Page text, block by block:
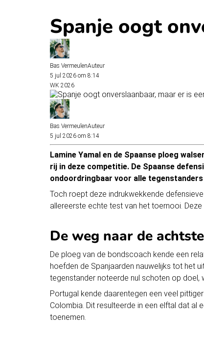
Spanje oogt
Bas VermeulenAuteur
5 jul 2026 om 8:14
WK 2026
Bas VermeulenAuteur
5 jul 2026 om 8:14
Lamine Yamal en de Spaanse ploeg
rij in deze competitie. De Spaanse
ondoordringbaar voor alle tegenstanders
Toch roept deze indrukwekkende
allereerste echte test van het toernooi.
De weg naar de
De ploeg van de bondscoach kende een
hoefden de Spanjaarden nauwelijks tot het
tegenstander noteerde nul schoten op
Portugal kende daarentegen een veel
Colombia. Dit resulteerde in een elftal dat al
toenemen.